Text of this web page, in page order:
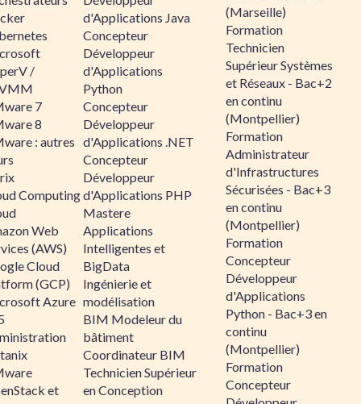
/
7
8
: autres
Computing
Web
(AWS)
Cloud
(GCP)
Azure
et
d'Applications Java
Concepteur
Développeur
d'Applications
Python
Concepteur
Développeur
d'Applications .NET
Concepteur
Développeur
d'Applications PHP
Mastere
Applications
Intelligentes et
BigData
Ingénierie et
modélisation
BIM Modeleur du
bâtiment
Coordinateur BIM
Technicien Supérieur
en Conception
(Marseille)
Formation
Technicien
Supérieur Systèmes
et Réseaux - Bac+2
en continu
(Montpellier)
Formation
Administrateur
d'Infrastructures
Sécurisées - Bac+3
en continu
(Montpellier)
Formation
Concepteur
Développeur
d'Applications
Python - Bac+3 en
continu
(Montpellier)
Formation
Concepteur